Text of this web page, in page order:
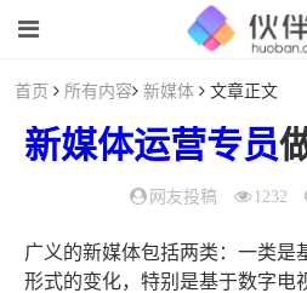
首页 所有内容 新媒体 文章正文
新媒体运营专员
网友投稿 1232
广义的新媒体包括两类：一类是
形式的变化，特别是基于数字电